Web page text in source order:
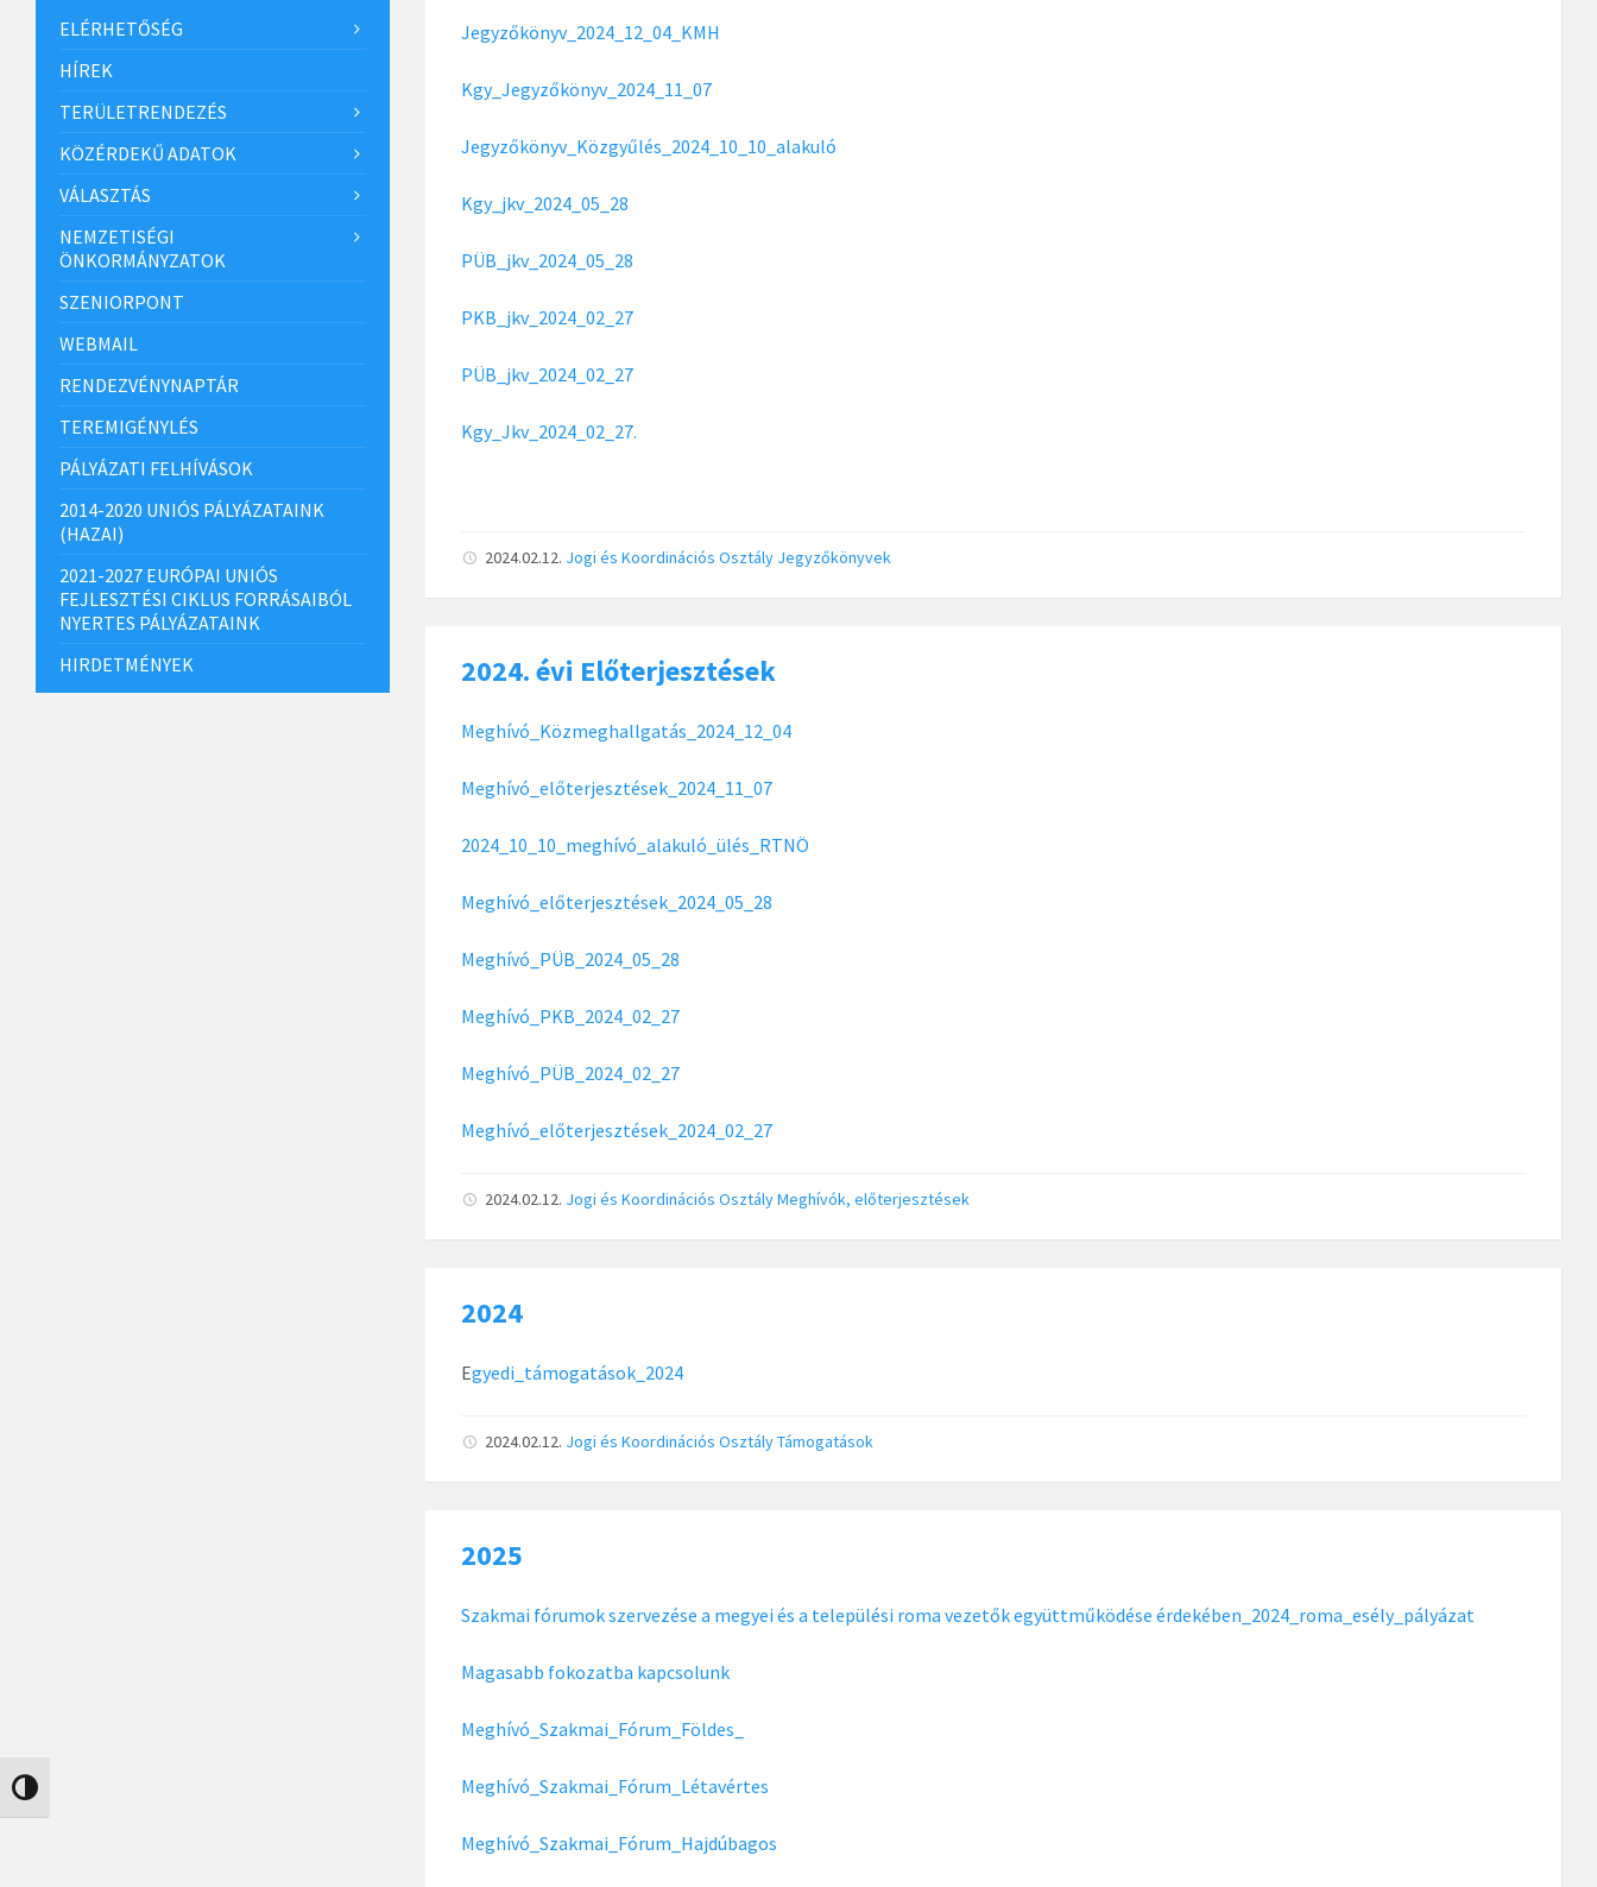
Nagy kontraszt váltása
Jegyzőkönyv_2024_12_04_KMH
Kgy_Jegyzőkönyv_2024_11_07
Jegyzőkönyv_Közgyűlés_2024_10_10_alakuló
Kgy_jkv_2024_05_28
PÜB_jkv_2024_05_28
PKB_jkv_2024_02_27
PÜB_jkv_2024_02_27
Kgy_Jkv_2024_02_27.
2024.02.12. Jogi és Koordinációs Osztály Jegyzőkönyvek
2024. évi Előterjesztések
Meghívó_Közmeghallgatás_2024_12_04
Meghívó_előterjesztések_2024_11_07
2024_10_10_meghívó_alakuló_ülés_RTNÖ
Meghívó_előterjesztések_2024_05_28
Meghívó_PÜB_2024_05_28
Meghívó_PKB_2024_02_27
Meghívó_PÜB_2024_02_27
Meghívó_előterjesztések_2024_02_27
2024.02.12. Jogi és Koordinációs OsztályMeghívók, előterjesztések
2024
Egyedi_támogatások_2024
2024.02.12. Jogi és Koordinációs OsztályTámogatások
2025
Szakmai fórumok szervezése a megyei és a települési roma vezetők együttműködése érdekében_2024_roma_esély_pályázat
Magasabb fokozatba kapcsolunk
Meghívó_Szakmai_Fórum_Földes_
Meghívó_Szakmai_Fórum_Létavértes
Meghívó_Szakmai_Fórum_Hajdúbagos
ELÉRHETŐSÉG
HÍREK
TERÜLETRENDEZÉS
KÖZÉRDEKŰ ADATOK
VÁLASZTÁS
NEMZETISÉGI
ÖNKORMÁNYZATOK
SZENIORPONT
WEBMAIL
RENDEZVÉNYNAPTÁR
TEREMIGÉNYLÉS
PÁLYÁZATI FELHÍVÁSOK
2014-2020 UNIÓS PÁLYÁZATAINK
(HAZAI)
2021-2027 EURÓPAI UNIÓS
FEJLESZTÉSI CIKLUS FORRÁSAIBÓL
NYERTES PÁLYÁZATAINK
HIRDETMÉNYEK